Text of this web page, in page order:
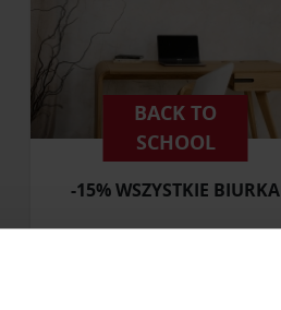
BACK TO
SCHOOL
-15% WSZYSTKIE BIURKA